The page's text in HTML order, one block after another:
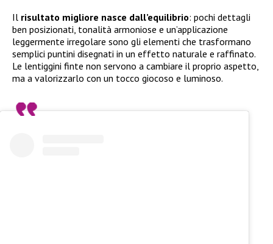
Il risultato migliore nasce dall’equilibrio: pochi dettagli
ben posizionati, tonalità armoniose e un’applicazione
leggermente irregolare sono gli elementi che trasformano
semplici puntini disegnati in un effetto naturale e raffinato.
Le lentiggini finte non servono a cambiare il proprio aspetto,
ma a valorizzarlo con un tocco giocoso e luminoso.